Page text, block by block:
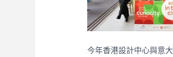
今年香港設計中心與意